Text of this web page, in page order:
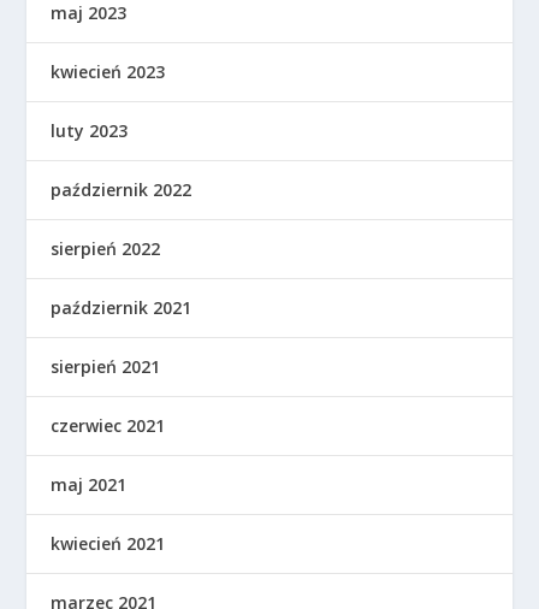
maj 2023
kwiecień 2023
luty 2023
październik 2022
sierpień 2022
październik 2021
sierpień 2021
czerwiec 2021
maj 2021
kwiecień 2021
marzec 2021